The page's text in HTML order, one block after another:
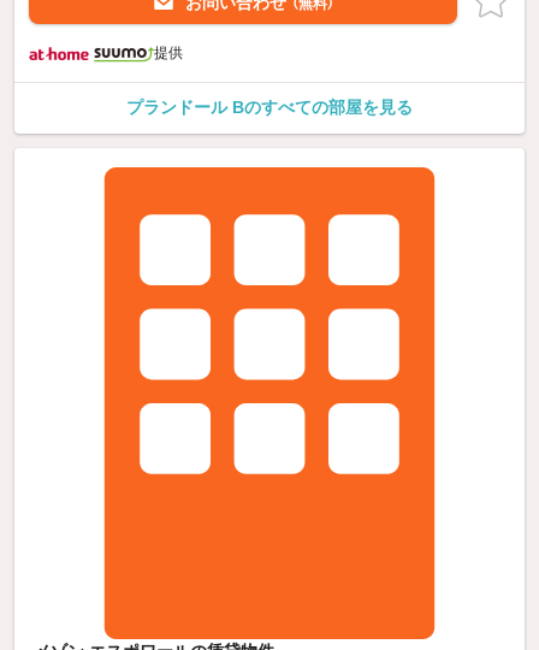
（無料）
提供
プランドール Bのすべての部屋を見る